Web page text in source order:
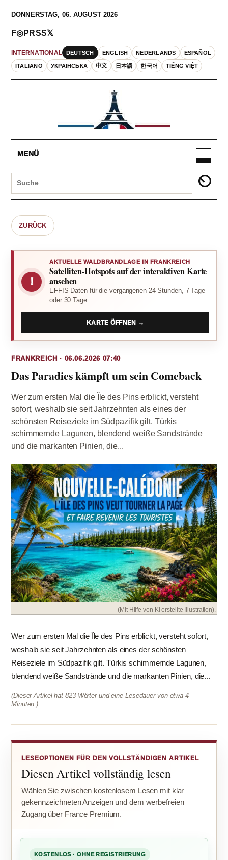
DONNERSTAG, 06. AUGUST 2026
INTERNATIONAL DEUTSCH ENGLISH NEDERLANDS ESPAÑOL
ITALIANO УКРАЇНСЬКА 中文 日本語 한국어 TIẾNG VIỆT
F◎PRSS𝕏
MENÜ
ZURÜCK
!
AKTUELLE WALDBRANDLAGE IN FRANKREICH
Satelliten-Hotspots auf der interaktiven Karte
ansehen
EFFIS-Daten für die vergangenen 24 Stunden, 7 Tage
oder 30 Tage.
KARTE ÖFFNEN →
FRANKREICH · 06.06.2026 07:40
Das Paradies kämpft um sein Comeback
Wer zum ersten Mal die Île des Pins erblickt, versteht
sofort, weshalb sie seit Jahrzehnten als eines der
schönsten Reiseziele im Südpazifik gilt. Türkis
schimmernde Lagunen, blendend weiße Sandstrände
und die markanten Pinien, die...
(Mit Hilfe von KI erstellte Illustration).
Wer zum ersten Mal die Île des Pins erblickt, versteht sofort,
weshalb sie seit Jahrzehnten als eines der schönsten
Reiseziele im Südpazifik gilt. Türkis schimmernde Lagunen,
blendend weiße Sandstrände und die markanten Pinien, die...
(Dieser Artikel hat 823 Wörter und eine Lesedauer von etwa 4
Minuten.)
LESEOPTIONEN FÜR DEN VOLLSTÄNDIGEN ARTIKEL
Diesen Artikel vollständig lesen
Wählen Sie zwischen kostenlosem Lesen mit klar
gekennzeichneten Anzeigen und dem werbefreien
Zugang über France Premium.
KOSTENLOS · OHNE REGISTRIERUNG